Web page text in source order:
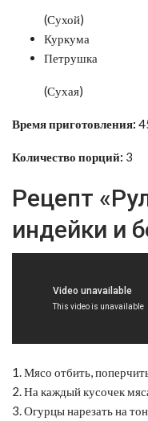
(Сухой)
Куркума
Петрушка
(Сухая)
Время приготовления:
Количество порций: 3
Рецепт
индейки и
1. Мясо отбить,
2. На каждый кусочек
3. Огурцы нарезать на